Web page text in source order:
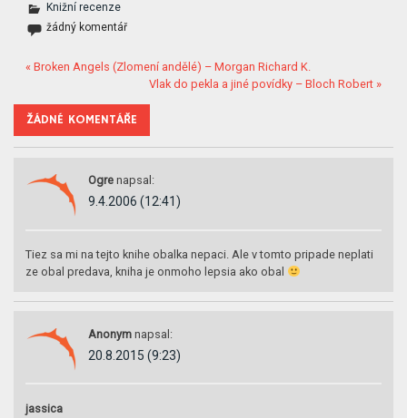
Knižní recenze
žádný komentář
« Broken Angels (Zlomení andělé) – Morgan Richard K.
Vlak do pekla a jiné povídky – Bloch Robert »
ŽÁDNÉ KOMENTÁŘE
Ogre napsal:
9.4.2006 (12:41)
Tiez sa mi na tejto knihe obalka nepaci. Ale v tomto pripade neplati
ze obal predava, kniha je onmoho lepsia ako obal
Anonym napsal:
20.8.2015 (9:23)
jassica